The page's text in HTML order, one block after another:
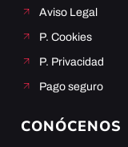
Aviso Legal
P. Cookies
P. Privacidad
Pago seguro
CONÓCENOS